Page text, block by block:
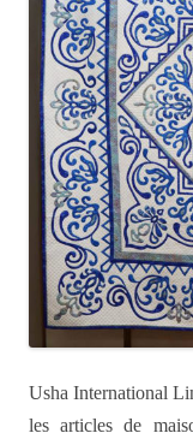
Usha International
les articles de